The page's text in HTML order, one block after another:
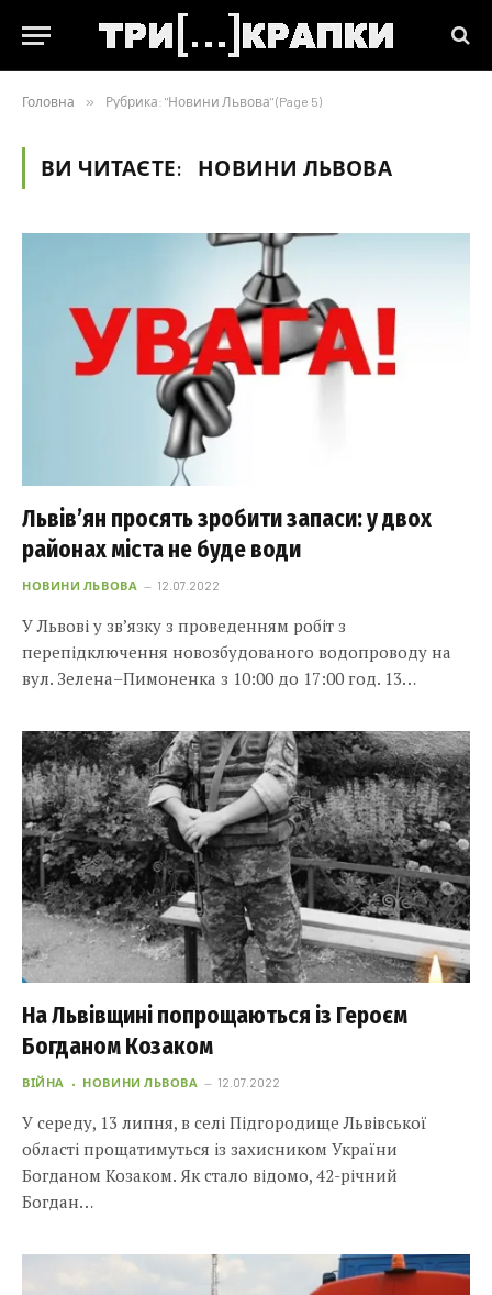
Головна » Рубрика: "Новини Львова" (Page 5)
ВИ ЧИТАЄТЕ: НОВИНИ ЛЬВОВА
Львів’ян просять зробити запаси: у двох
районах міста не буде води
НОВИНИ ЛЬВОВА 12.07.2022
У Львові у зв’язку з проведенням робіт з
перепідключення новозбудованого водопроводу на
вул. Зелена–Пимоненка з 10:00 до 17:00 год. 13…
На Львівщині попрощаються із Героєм
Богданом Козаком
ВІЙНА НОВИНИ ЛЬВОВА 12.07.2022
У середу, 13 липня, в селі Підгородище Львівської
області прощатимуться із захисником України
Богданом Козаком. Як стало відомо, 42-річний
Богдан…